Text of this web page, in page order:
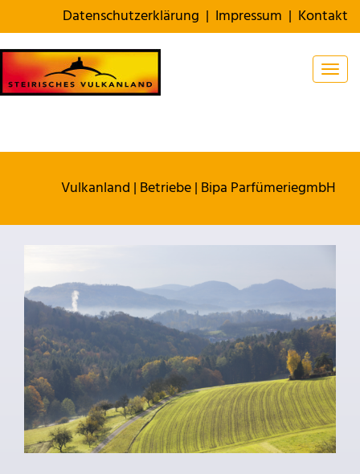
Datenschutzerklärung | Impressum | Kontakt
Vulkanland | Betriebe| Bipa ParfümeriegmbH